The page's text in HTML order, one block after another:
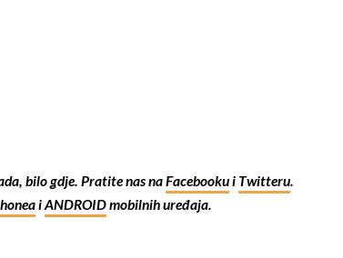
bilo gdje. Pratite nas naFacebookui Twitteru.
iANDROIDmobilnih uređaja.